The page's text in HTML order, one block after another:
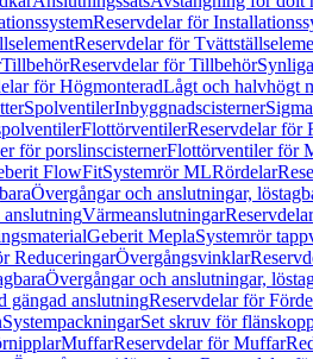
Reservdelar för
Reservdelar för
TillbehörReservdelar för Tillbehör
för HögmonteradLågt och halvhögt
SpolventilerInbyggnadscisterner
FlottörventilerReservdelar för
för porslinscisternerFlottörventiler för
FlowFitSystemrör MLRördelar
Övergångar och anslutningar,
anslutningVärmeanslutningar
Geberit MeplaSystemrör
ReduceringarÖvergångsvinklar
Övergångar och anslutningar,
gängad anslutningReservdelar för
SystempackningarSet skruv för
MuffarReservdelar för Muffar